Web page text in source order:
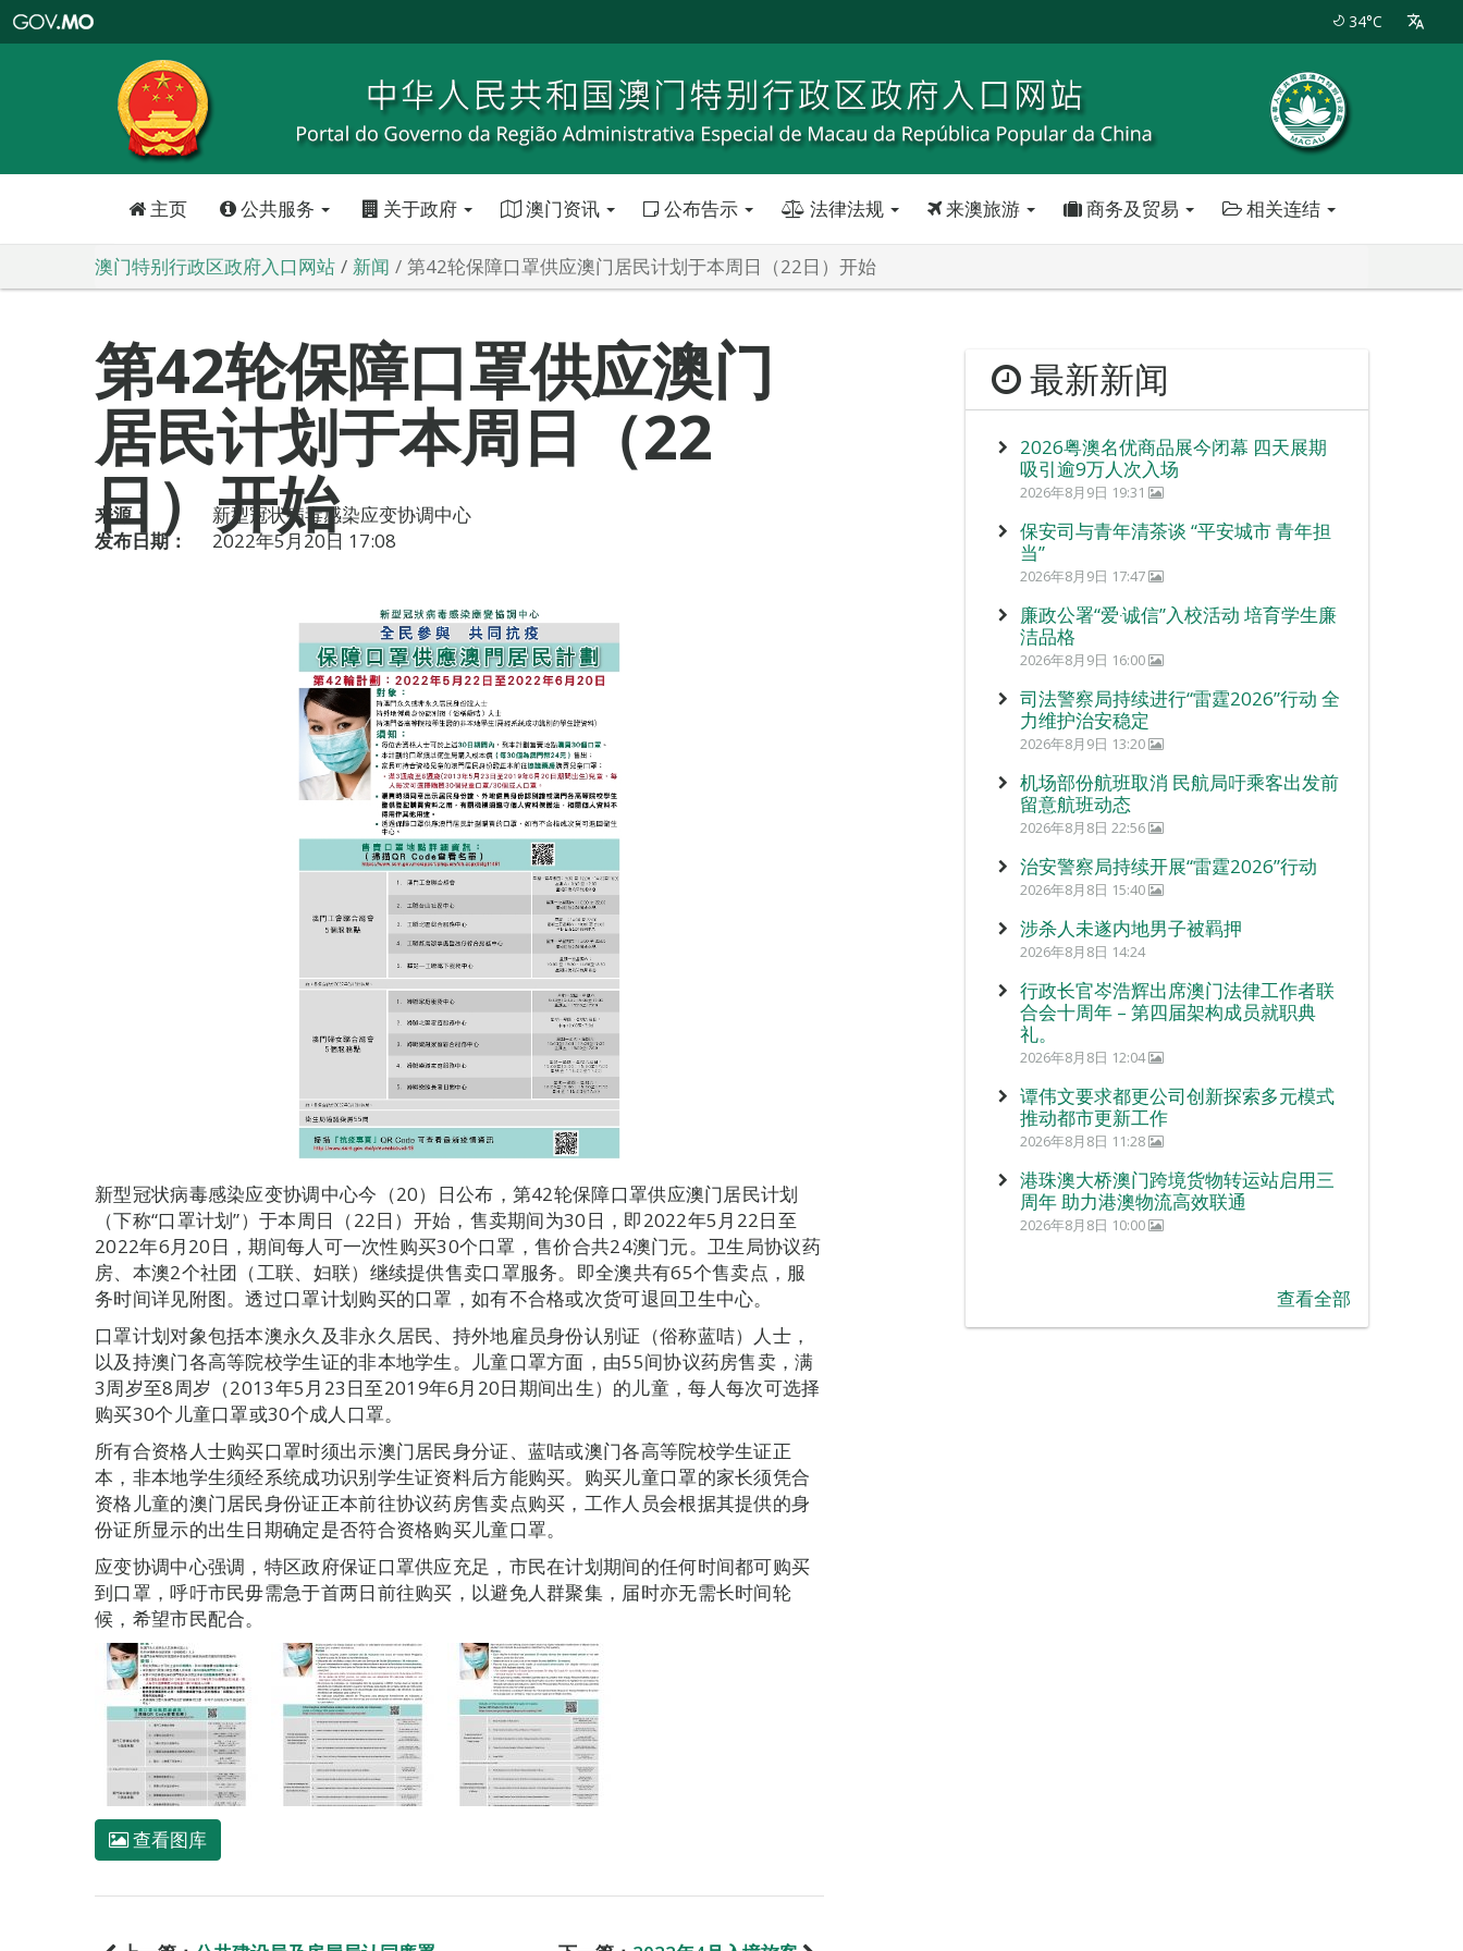
特
政
区
政
口
34°C
主页 公共服务 关于政府 澳门资讯 公布告示 法律法规 来澳旅游 商务及贸易 相关连结
澳门特别行政区政府入口网站 新闻 第42轮保障口罩供应澳门居民计划于本周日（22日）开始
第42轮保障口罩供应澳门
居民计划于本周日（22
日）开始
来源：
新型冠状病毒感染应变协调中心
发布日期：
2022年5月20日 17:08
新型冠状病毒感染应变协调中心今（20）日公布，第42轮保障口罩供应澳门居民计划
（下称“口罩计划”）于本周日（22日）开始，售卖期间为30日，即2022年5月22日至
2022年6月20日，期间每人可一次性购买30个口罩，售价合共24澳门元。卫生局协议药
房、本澳2个社团（工联、妇联）继续提供售卖口罩服务。即全澳共有65个售卖点，服
务时间详见附图。透过口罩计划购买的口罩，如有不合格或次货可退回卫生中心。
口罩计划对象包括本澳永久及非永久居民、持外地雇员身份认别证（俗称蓝咭）人士，
以及持澳门各高等院校学生证的非本地学生。儿童口罩方面，由55间协议药房售卖，满
3周岁至8周岁（2013年5月23日至2019年6月20日期间出生）的儿童，每人每次可选择
购买30个儿童口罩或30个成人口罩。
所有合资格人士购买口罩时须出示澳门居民身分证、蓝咭或澳门各高等院校学生证正
本，非本地学生须经系统成功识别学生证资料后方能购买。购买儿童口罩的家长须凭合
资格儿童的澳门居民身份证正本前往协议药房售卖点购买，工作人员会根据其提供的身
份证所显示的出生日期确定是否符合资格购买儿童口罩。
应变协调中心强调，特区政府保证口罩供应充足，市民在计划期间的任何时间都可购买
到口罩，呼吁市民毋需急于首两日前往购买，以避免人群聚集，届时亦无需长时间轮
候，希望市民配合。
查看图库
最新新闻
2026粤澳名优商品展今闭幕 四天展期
吸引逾9万人次入场
2026年8月9日 19:31
保安司与青年清茶谈 “平安城市 青年担
当”
2026年8月9日 17:47
廉政公署“爱‧诚信”入校活动 培育学生廉
洁品格
2026年8月9日 16:00
司法警察局持续进行“雷霆2026”行动 全
力维护治安稳定
2026年8月9日 13:20
机场部份航班取消 民航局吁乘客出发前
留意航班动态
2026年8月8日 22:56
治安警察局持续开展“雷霆2026”行动
2026年8月8日 15:40
涉杀人未遂内地男子被羁押
2026年8月8日 14:24
行政长官岑浩辉出席澳门法律工作者联
合会十周年 – 第四届架构成员就职典
礼。
2026年8月8日 12:04
谭伟文要求都更公司创新探索多元模式
推动都市更新工作
2026年8月8日 11:28
港珠澳大桥澳门跨境货物转运站启用三
周年 助力港澳物流高效联通
2026年8月8日 10:00
查看全部